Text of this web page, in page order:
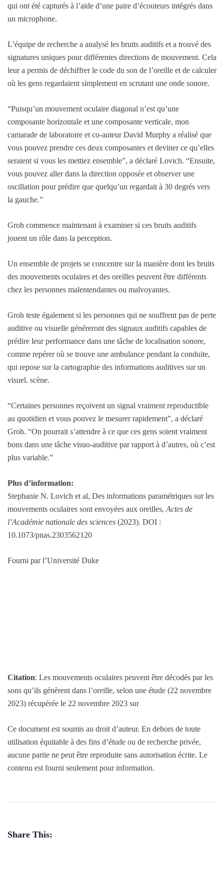
qui ont été capturés à l’aide d’une paire d’écouteurs intégrés dans
un microphone.
L’équipe de recherche a analysé les bruits auditifs et a trouvé des
signatures uniques pour différentes directions de mouvement. Cela
leur a permis de déchiffrer le code du son de l’oreille et de calculer
où les gens regardaient simplement en scrutant une onde sonore.
“Puisqu’un mouvement oculaire diagonal n’est qu’une
composante horizontale et une composante verticale, mon
camarade de laboratoire et co-auteur David Murphy a réalisé que
vous pouvez prendre ces deux composantes et deviner ce qu’elles
seraient si vous les mettiez ensemble”, a déclaré Lovich. “Ensuite,
vous pouvez aller dans la direction opposée et observer une
oscillation pour prédire que quelqu’un regardait à 30 degrés vers
la gauche.”
Groh commence maintenant à examiner si ces bruits auditifs
jouent un rôle dans la perception.
Un ensemble de projets se concentre sur la manière dont les bruits
des mouvements oculaires et des oreilles peuvent être différents
chez les personnes malentendantes ou malvoyantes.
Groh teste également si les personnes qui ne souffrent pas de perte
auditive ou visuelle généreront des signaux auditifs capables de
prédire leur performance dans une tâche de localisation sonore,
comme repérer où se trouve une ambulance pendant la conduite,
qui repose sur la cartographie des informations auditives sur un
visuel. scène.
“Certaines personnes reçoivent un signal vraiment reproductible
au quotidien et vous pouvez le mesurer rapidement”, a déclaré
Groh. “On pourrait s’attendre à ce que ces gens soient vraiment
bons dans une tâche visuo-auditive par rapport à d’autres, où c’est
plus variable.”
Plus d’information:
Stephanie N. Lovich et al, Des informations paramétriques sur les
mouvements oculaires sont envoyées aux oreilles, Actes de
l’Académie nationale des sciences (2023). DOI :
10.1073/pnas.2303562120
Fourni par l’Université Duke
Citation: Les mouvements oculaires peuvent être décodés par les
sons qu’ils génèrent dans l’oreille, selon une étude (22 novembre
2023) récupérée le 22 novembre 2023 sur
Ce document est soumis au droit d’auteur. En dehors de toute
utilisation équitable à des fins d’étude ou de recherche privée,
aucune partie ne peut être reproduite sans autorisation écrite. Le
contenu est fourni seulement pour information.
Share This: